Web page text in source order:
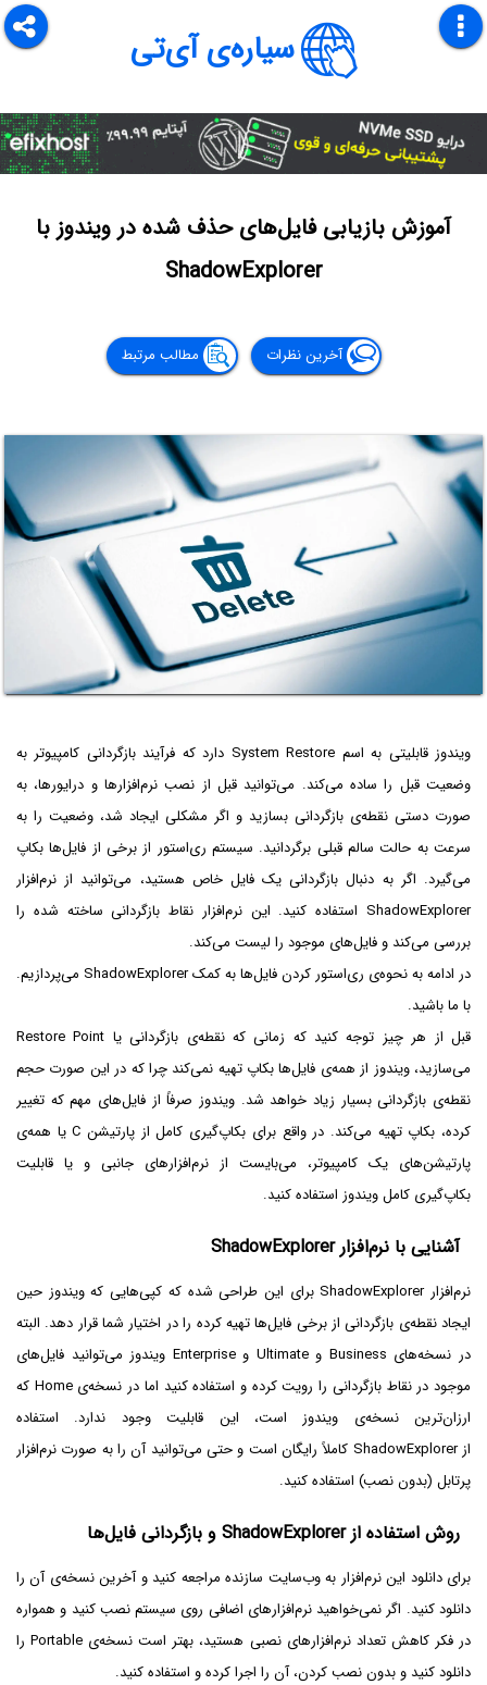
سیاره‌ی آی‌تی
آموزش بازیابی فایل‌های حذف شده در ویندوز با
ShadowExplorer
آخرین نظرات مطالب مرتبط
ویندوز قابلیتی به اسم System Restore دارد که فرآیند بازگردانی کامپیوتر به
وضعیت قبل را ساده می‌کند. می‌توانید قبل از نصب نرم‌افزارها و درایورها، به
صورت دستی نقطه‌ی بازگردانی بسازید و اگر مشکلی ایجاد شد، وضعیت را به
سرعت به حالت سالم قبلی برگردانید. سیستم ری‌استور از برخی از فایل‌ها بکاپ
می‌گیرد. اگر به دنبال بازگردانی یک فایل خاص هستید، می‌توانید از نرم‌افزار
ShadowExplorer استفاده کنید. این نرم‌افزار نقاط بازگردانی ساخته شده را
بررسی می‌کند و فایل‌های موجود را لیست می‌کند.
در ادامه به نحوه‌ی ری‌استور کردن فایل‌ها به کمک ShadowExplorer می‌پردازیم.
با ما باشید.
قبل از هر چیز توجه کنید که زمانی که نقطه‌ی بازگردانی یا Restore Point
می‌سازید، ویندوز از همه‌ی فایل‌ها بکاپ تهیه نمی‌کند چرا که در این صورت حجم
نقطه‌ی بازگردانی بسیار زیاد خواهد شد. ویندوز صرفاً از فایل‌های مهم که تغییر
کرده، بکاپ تهیه می‌کند. در واقع برای بکاپ‌گیری کامل از پارتیشن C یا همه‌ی
پارتیشن‌های یک کامپیوتر، می‌بایست از نرم‌افزارهای جانبی و یا قابلیت
بکاپ‌گیری کامل ویندوز استفاده کنید.
آشنایی با نرم‌افزار ShadowExplorer
نرم‌افزار ShadowExplorer برای این طراحی شده که کپی‌هایی که ویندوز حین
ایجاد نقطه‌ی بازگردانی از برخی فایل‌ها تهیه کرده را در اختیار شما قرار دهد. البته
در نسخه‌های Business و Ultimate و Enterprise‌ ویندوز می‌توانید فایل‌های
موجود در نقاط بازگردانی را رویت کرده و استفاده کنید اما در نسخه‌ی Home که
ارزان‌ترین نسخه‌ی ویندوز است، این قابلیت وجود ندارد. استفاده
از ShadowExplorer کاملاً رایگان است و حتی می‌توانید آن را به صورت نرم‌افزار
پرتابل (بدون نصب) استفاده کنید.
روش استفاده از ShadowExplorer و بازگردانی فایل‌ها
برای دانلود این نرم‌افزار به وب‌سایت سازنده مراجعه کنید و آخرین نسخه‌ی آن را
دانلود کنید. اگر نمی‌خواهید نرم‌افزارهای اضافی روی سیستم نصب کنید و همواره
در فکر کاهش تعداد نرم‌افزارهای نصبی هستید، بهتر است نسخه‌ی Portable را
دانلود کنید و بدون نصب کردن، آن را اجرا کرده و استفاده کنید.